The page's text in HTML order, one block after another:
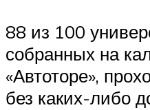
88 из 100
собранных на
«Автоторе»,
без каких-либо